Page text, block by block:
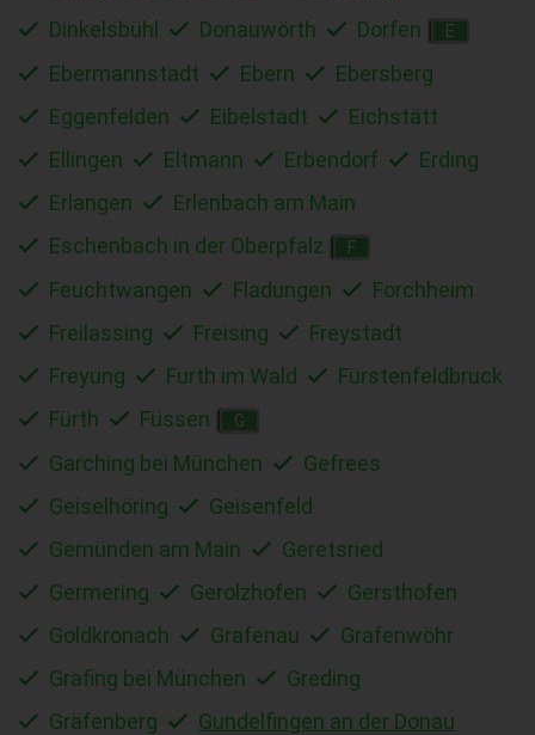
Dinkelsbühl
Donauwörth Dorfen E
Ebermannstadt Ebern
Ebersberg
Eggenfelden
Eibelstadt
Eichstätt
Ellingen
Eltmann Erbendorf
Erding
Erlangen
Erlenbach am Main
Eschenbach in der Oberpfalz
F
Feuchtwangen Fladungen
Forchheim
Freilassing
Freising
Freystadt
Freyung
Furth im Wald
Fürstenfeldbruck
Fürth
Füssen G
Garching bei München
Gefrees
Geiselhöring
Geisenfeld
Gemünden am Main
Geretsried
Germering
Gerolzhofen
Gersthofen
Goldkronach
Grafenau
Grafenwöhr
Grafing bei München
Greding
Gräfenberg
Gundelfingen an der Donau